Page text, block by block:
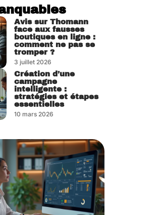
Avis sur Thomann
face aux fausses
boutiques en ligne :
comment ne pas se
tromper ?
3 juillet 2026
Création d’une
campagne
intelligente :
stratégies et étapes
essentielles
10 mars 2026